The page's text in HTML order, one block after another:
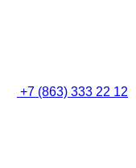
+7 (863) 333 22 12